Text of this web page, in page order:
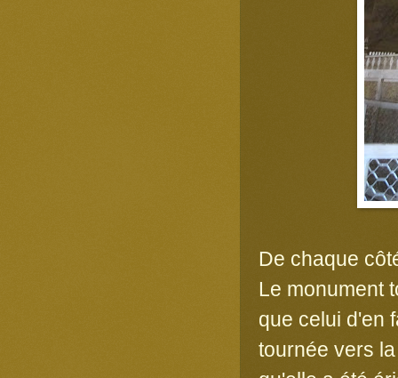
De chaque
Le monument
que celui d'en
tournée vers